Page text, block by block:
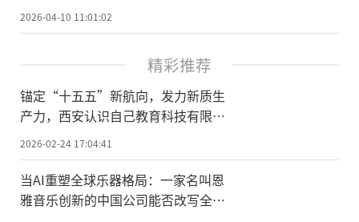
2026-04-10 11:01:02
精彩推荐
锚定“十五五”新航向，发力新质生
产力，西安认识自己教育科技有限公
2026-02-24 17:04:41
当AI重塑全球乐器格局：一家名叫恩
雅音乐创新的中国公司能否改写全球